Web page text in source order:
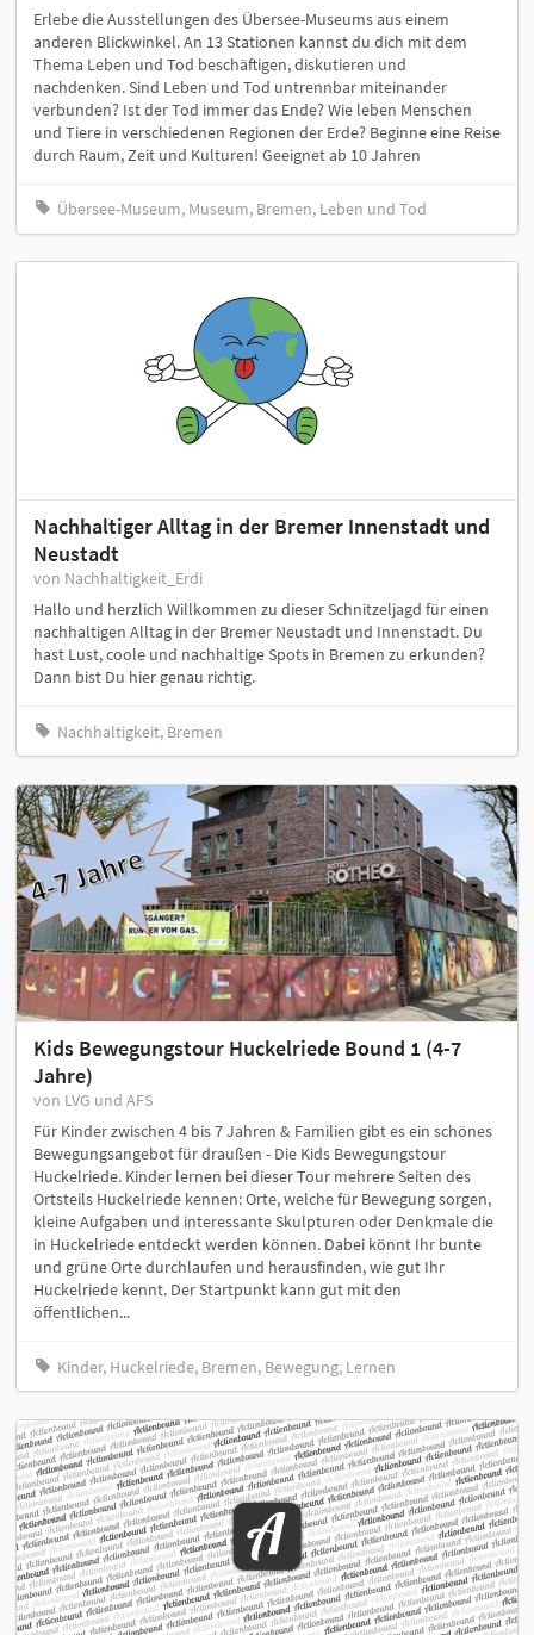
Erlebe die Ausstellungen des Übersee-Museums aus einem
anderen Blickwinkel. An 13 Stationen kannst du dich mit dem
Thema Leben und Tod beschäftigen, diskutieren und
nachdenken. Sind Leben und Tod untrennbar miteinander
verbunden? Ist der Tod immer das Ende? Wie leben Menschen
und Tiere in verschiedenen Regionen der Erde? Beginne eine Reise
durch Raum, Zeit und Kulturen! Geeignet ab 10 Jahren
Übersee-Museum, Museum, Bremen, Leben und Tod
Nachhaltiger Alltag in der Bremer Innenstadt und
Neustadt
von Nachhaltigkeit_Erdi
Hallo und herzlich Willkommen zu dieser Schnitzeljagd für einen
nachhaltigen Alltag in der Bremer Neustadt und Innenstadt. Du
hast Lust, coole und nachhaltige Spots in Bremen zu erkunden?
Dann bist Du hier genau richtig.
Nachhaltigkeit, Bremen
Kids Bewegungstour Huckelriede Bound 1 (4-7
Jahre)
von LVG und AFS
Für Kinder zwischen 4 bis 7 Jahren & Familien gibt es ein schönes
Bewegungsangebot für draußen - Die Kids Bewegungstour
Huckelriede. Kinder lernen bei dieser Tour mehrere Seiten des
Ortsteils Huckelriede kennen: Orte, welche für Bewegung sorgen,
kleine Aufgaben und interessante Skulpturen oder Denkmale die
in Huckelriede entdeckt werden können. Dabei könnt Ihr bunte
und grüne Orte durchlaufen und herausfinden, wie gut Ihr
Huckelriede kennt. Der Startpunkt kann gut mit den
öffentlichen...
Kinder, Huckelriede, Bremen, Bewegung, Lernen